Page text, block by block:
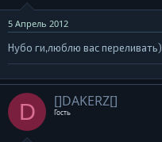
5 Апрель 2012
Нубо ги,люблю вас переливать)
D []DAKERZ[]
Гость